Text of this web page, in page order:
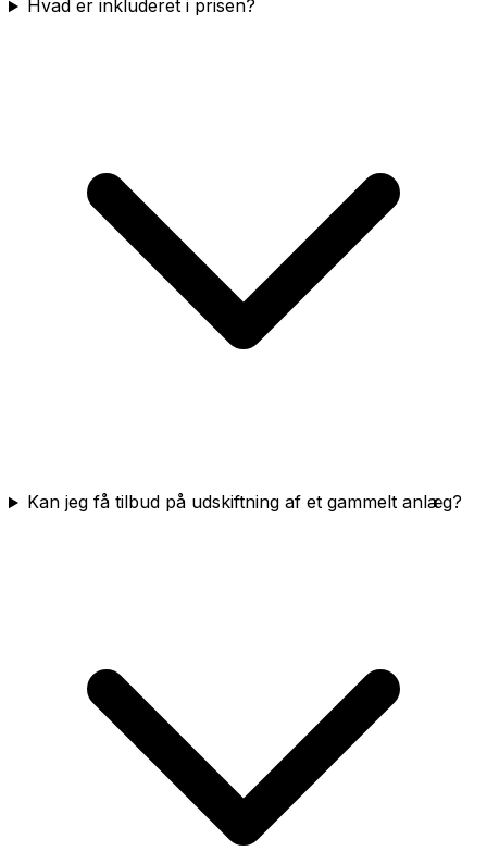
Hvad er inkluderet i prisen?
Kan jeg få tilbud på udskiftning af et gammelt anlæg?